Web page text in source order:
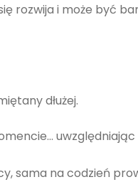
rozwija i może być
dłużej.
sama na codzień